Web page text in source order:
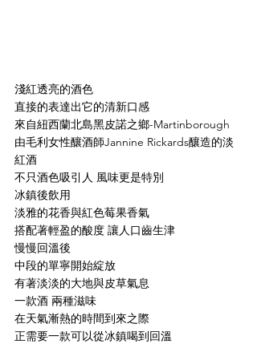
淺紅透亮的酒色
直接的表達出它的清新口感
來自紐西蘭北島黑皮諾之鄉-Martinborough
由毛利女性釀酒師Jannine Rickards釀造的淡
紅酒
不只酒色吸引人 風味更是特別
冰鎮後飲用
淡雅的花香與紅色莓果香氣
搭配著輕盈的酸度 讓人口齒生津
慢慢回溫後
中段的單寧開始綻放
有著淡淡的大地與皮草氣息
一款酒 兩種滋味
在天氣漸熱的時間到來之際
正需要一款可以從冰鎮喝到回溫